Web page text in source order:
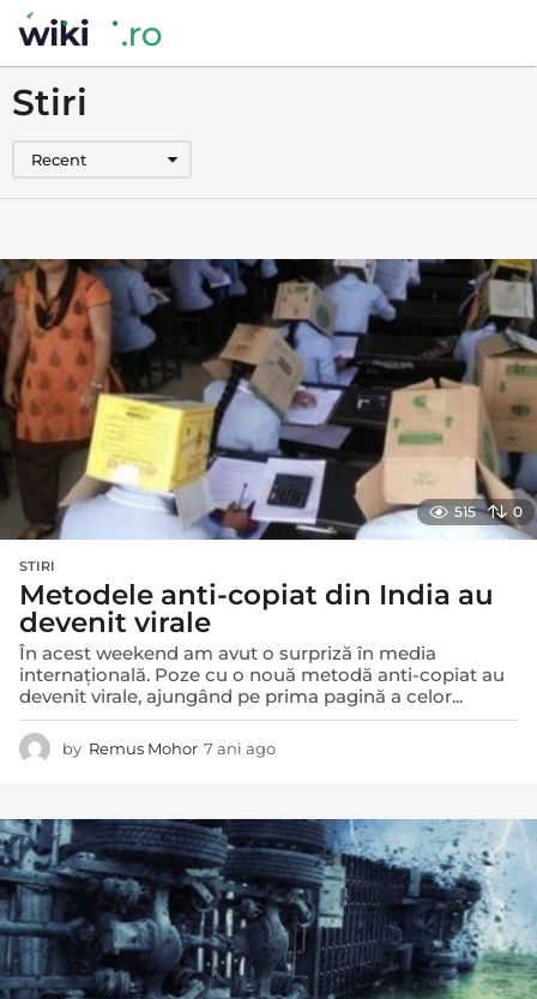
Stiri
Recent
515 0
STIRI
Metodele anti-copiat din India au
devenit virale
În acest weekend am avut o surpriză în media
internațională. Poze cu o nouă metodă anti-copiat au
devenit virale, ajungând pe prima pagină a celor...
by Remus Mohor 7 ani ago
i
a
g